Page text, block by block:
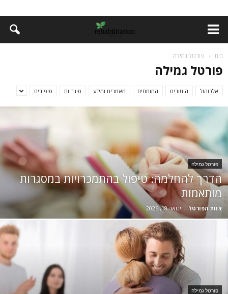
בית פורטל גמילה
פורטל גמילה
אלכוהול הימורים המומחים מאמרים ומידע סיגריות סיפורים
פורטל גמילה
הדרך להחלמה: טיפול בהתמכרויות במסגרות
מותאמות
צוות הפורטל - ינואר 18, 2026
פורטל גמילה